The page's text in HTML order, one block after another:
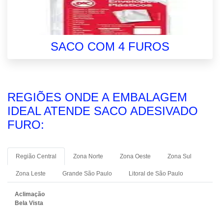
SACO COM 4 FUROS
REGIÕES ONDE A EMBALAGEM
IDEAL ATENDE SACO ADESIVADO
FURO:
Região Central Zona Norte Zona Oeste Zona Sul
Zona Leste Grande São Paulo Litoral de São Paulo
Aclimação
Bela Vista